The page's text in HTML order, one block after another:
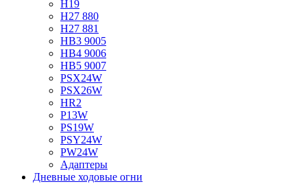
H19
H27 880
H27 881
HB3 9005
HB4 9006
HB5 9007
PSX24W
PSX26W
HR2
P13W
PS19W
PSY24W
PW24W
Адаптеры
Дневные ходовые огни